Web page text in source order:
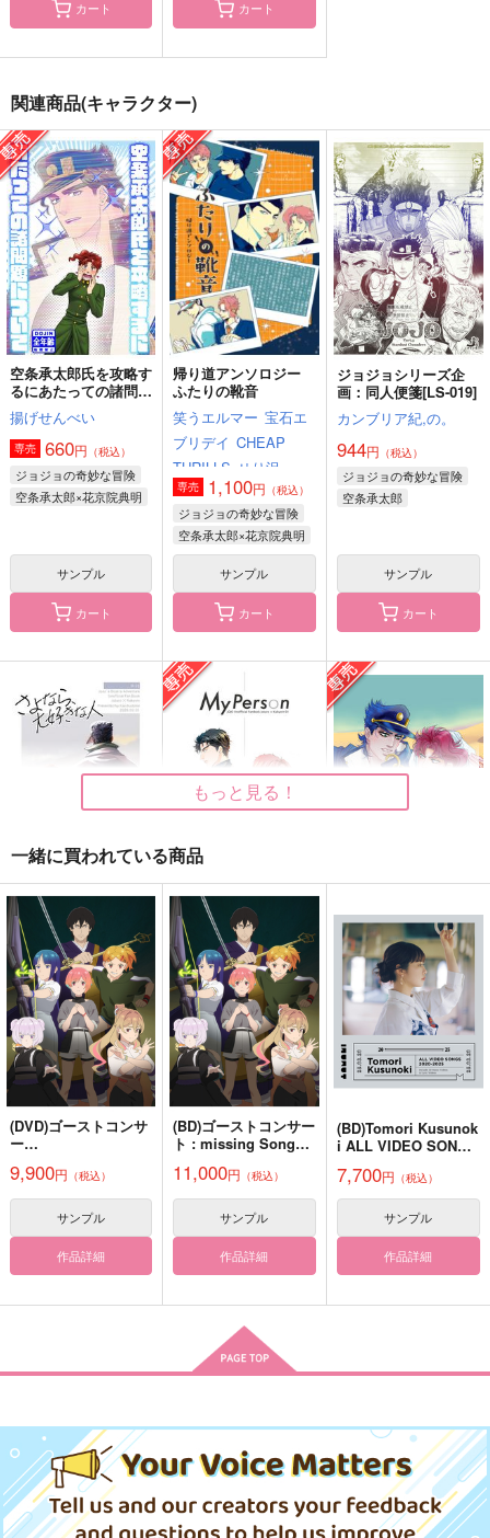
彼に関する3つのコト
220
花京院典明×空条承太郎
サンプル
作品詳細
キスで死にな
787
空条承太郎×花京院典明
サンプル
作品詳細
629円（税込）
空条承太郎×花京院典明
サンプル
作品詳細
のために
クローカ
1,100円（税込）
空条承太郎×花京院典明
作品詳細
DESERT ROSE
Butter Boy
787円（税込）
空条承太郎×花京院典明
作品詳細
海宙時計
787円（税込）
空条承太郎×花京院典明
サンプル
作品詳細
空条承太郎氏を攻略す
るにあたっての諸問題
について
揚げせんべい
660円（税込）
空条承太郎×花京院典明
作品詳細
帰り道アンソロジー
ふたりの靴音
笑うエルマー
1,100円 （税込）
空条承太郎×花京院典明
サンプル
作品詳細
My Person
COIA
1,257円（税込）
空条承太郎×花京院典明
サンプル
作品詳細
中略と後略を
STARDUST-VISION
440円 （税込）
ポ
STARDUST-VISION
605円（税込）
Stardust Pass
おでんやうさぎ
カート カート
関連商品(キャラクター)
空条承太郎氏を攻略す
るにあたっての諸問題
について
揚げせんべい
専売 660円 （税込）
ジョジョの奇妙な冒険
空条承太郎×花京院典明
サンプル
カート
帰り道アンソロジー
ふたりの靴音
笑うエルマー 宝石エ
ブリデイ CHEAP
THRILLS せり沢
専売 1,100円 （税込）
ジョジョの奇妙な冒険
空条承太郎×花京院典明
サンプル
カート
ジョジョシリーズ企
画：同人便箋[LS-019]
カンブリア紀,の。
944円 （税込）
ジョジョの奇妙な冒険
空条承太郎
サンプル
カート
さよなら、大好きな人
海宙時計
787円（税込）
ジョジョの奇妙な冒険
空条承太郎×花京院典明
サンプル
カート
My Person
COIA
専売 1,257円（税込）
ジョジョの奇妙な冒険
空条承太郎×花京院典明
サンプル
カート
Butter Boy
専売 787円（税込）
ジョジョの奇妙な冒険
空条承太郎×花京院典明
サンプル
カート
pome in wonderland
問屋制家内工業
専売 629円（税込）
ジョジョの奇妙な冒険
空条承太郎×花京院典明
キスで死にな
787
ジョジョの奇妙な冒険
全部にポルがいるわけ
いわし運転
787円（税込）
ジョジョの奇妙な冒険
オールキャラギャグ
もっと見る！
一緒に買われている商品
(DVD)ゴーストコンサ
ー
第4巻
9,900円 （税込）
サンプル
作品詳細
(BD)ゴーストコンサー
ト : missing Songs
11,000円 （税込）
サンプル
作品詳細
(BD)Tomori Kusunok
i ALL VIDEO SONGS
木ともり
7,700円 （税込）
サンプル
作品詳細